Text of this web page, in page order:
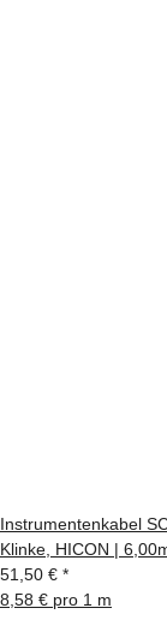
Instrumentenkabel
Klinke, HICON |
51,50 € *
8,58 € pro 1 m